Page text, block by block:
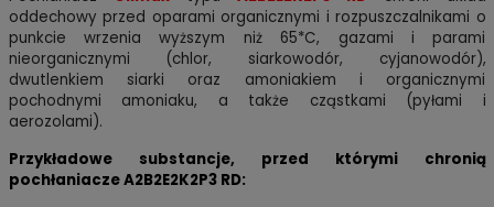
oddechowy przed oparami organicznymi i rozpuszczalnikami o
punkcie wrzenia wyższym niż 65*C, gazami i parami
nieorganicznymi (chlor, siarkowodór, cyjanowodór),
dwutlenkiem siarki oraz amoniakiem i organicznymi
pochodnymi amoniaku, a także cząstkami (pyłami i
aerozolami).
Przykładowe substancje, przed którymi chronią
pochłaniacze A2B2E2K2P3 RD: